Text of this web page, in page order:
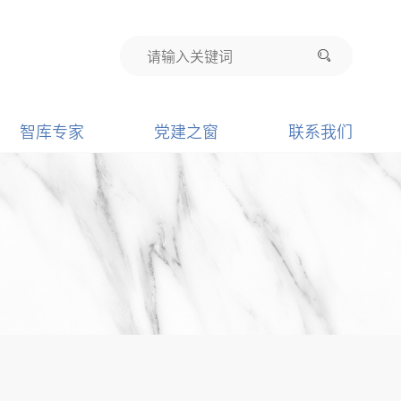
智库专家 党建之窗 联系我们